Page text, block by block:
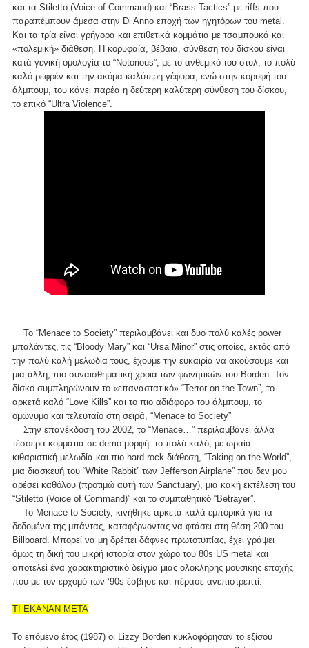
και τα Stiletto (Voice of Command) και “Brass Tactics” με riffs που
παραπέμπουν άμεσα στην Di Anno εποχή των ηγητόρων του metal.
Και τα τρία είναι γρήγορα και επιθετικά κομμάτια με τσαμπουκά και
«πολεμική» διάθεση. Η κορυφαία, βέβαια, σύνθεση του δίσκου είναι
κατά γενική ομολογία το “Notorious”, με το ανθεμικό του στυλ, το πολύ
καλό ρεφρέν και την ακόμα καλύτερη γέφυρα, ενώ στην κορυφή του
άλμπουμ, του κάνει παρέα η δεύτερη καλύτερη σύνθεση του δίσκου,
το επικό “Ultra Violence”.
Το “Menace to Society” περιλαμβάνει και δυο πολύ καλές power
μπαλάντες, τις “Bloody Mary” και “Ursa Minor” στις οποίες, εκτός από
την πολύ καλή μελωδία τους, έχουμε την ευκαιρία να ακούσουμε και
μια άλλη, πιο συναισθηματική χροιά των φωνητικών του Borden. Toν
δίσκο συμπληρώνουν το «επαναστατικό» “Terror on the Town”, το
αρκετά καλό “Love Kills” και το πιο αδιάφορο του άλμπουμ, το
ομώνυμο και τελευταίο στη σειρά, “Menace to Society”
Στην επανέκδοση του 2002, το “Menace…” περιλαμβάνει άλλα
τέσσερα κομμάτια σε demo μορφή: το πολύ καλό, με ωραία
κιθαριστική μελωδία και πιο hard rock διάθεση, “Taking on the World”,
μια διασκευή του “White Rabbit” των Jefferson Airplane” που δεν μου
αρέσει καθόλου (προτιμώ αυτή των Sanctuary), μια κακή εκτέλεση του
“Stiletto (Voice of Command)” και το συμπαθητικό “Betrayer”.
To Menace to Society, κινήθηκε αρκετά καλά εμπορικά για τα
δεδομένα της μπάντας, καταφέρνοντας να φτάσει στη θέση 200 του
Billboard. Μπορεί να μη δρέπει δάφνες πρωτοτυπίας, έχει γράψει
όμως τη δική του μικρή ιστορία στον χώρο του 80s US metal και
αποτελεί ένα χαρακτηριστικό δείγμα μιας ολόκληρης μουσικής εποχής
που με τον ερχομό των ‘90s έσβησε και πέρασε ανεπιστρεπτί.
ΤΙ ΕΚΑΝΑΝ ΜΕΤΑ
Το επόμενο έτος (1987) οι Lizzy Borden κυκλοφόρησαν το εξίσου